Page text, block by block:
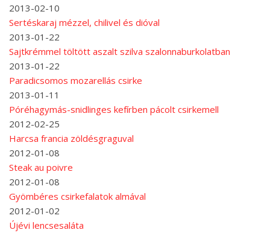
2013-02-10
Sertéskaraj mézzel, chilivel és dióval
2013-01-22
Sajtkrémmel töltött aszalt szilva szalonnaburkolatban
2013-01-22
Paradicsomos mozarellás csirke
2013-01-11
Póréhagymás-snidlinges kefírben pácolt csirkemell
2012-02-25
Harcsa francia zöldésgraguval
2012-01-08
Steak au poivre
2012-01-08
Gyömbéres csirkefalatok almával
2012-01-02
Újévi lencsesaláta